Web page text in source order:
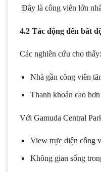
Đây là công viên lớn
4.2 Tác động đến bất
Các nghiên cứu cho thấy:
Nhà gần công viên
Thanh khoản cao hơn
Với Gamuda Central
View trực diện công
Không gian sống